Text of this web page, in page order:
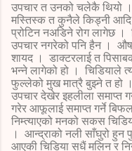
उपचार त उनको चलेकै थियो
मस्तिस्क त कुनैले किड्नी
प्रोटिन नअडिने रोग लागेछ ।
उपचार नगरेको पनि हैन ।
शायद । डाक्टरलाई त
भन्ने लागेको हो । चिडियाले
फुल्लेको मुख मात्रै बुझ्ने त हो
उपचार देखेर इहलीला समाप्त
गरेर आफूलाई समाप्त गर्ने
निम्त्याएको मनको सकस
। आन्द्राको नली साँघुरो हुन
आएकी चिडिया सधैं मलिन र